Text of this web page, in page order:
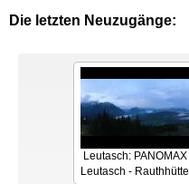
Die letzten Neuzugänge:
Leutasch: PANOMAX
Leutasch - Rauthhütte